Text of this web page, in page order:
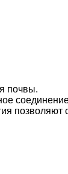
почвы.
позволяют